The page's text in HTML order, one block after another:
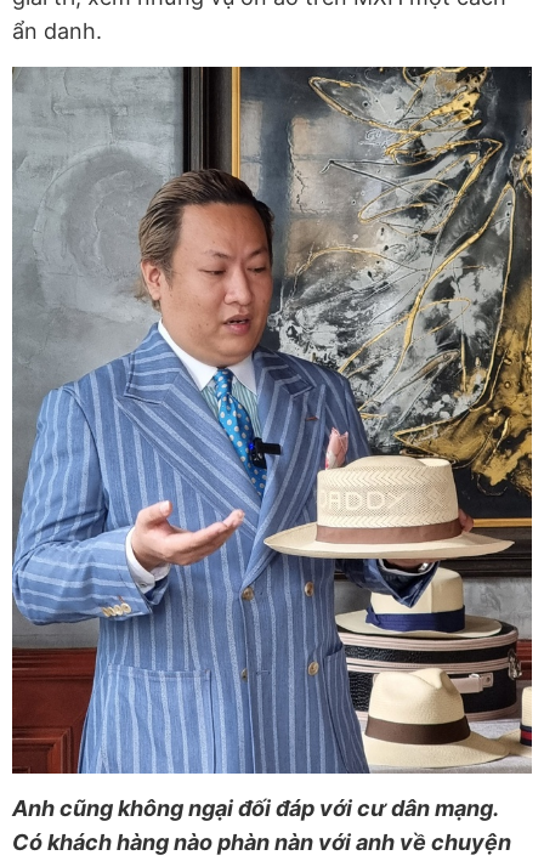
ẩn danh.
Anh cũng không ngại đối đáp với cư dân mạng.
Có khách hàng nào phàn nàn với anh về chuyện